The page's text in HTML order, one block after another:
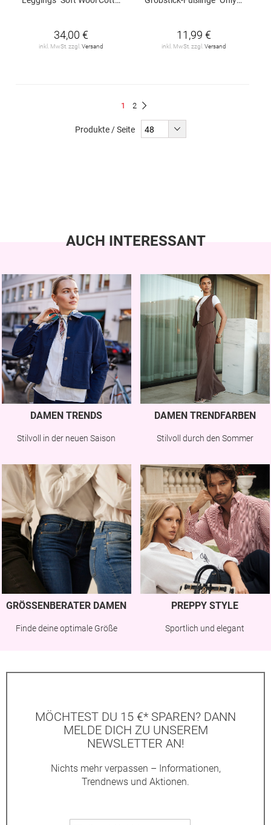
34,00 €
inkl. MwSt. zzgl. Versand
11,99 €
inkl. MwSt. zzgl. Versand
Du
gerade
1 Seite
2
Produkte / Seite
AUCH INTERESSANT
DAMEN TRENDS
Stilvoll in der neuen Saison
DAMEN TRENDFARBEN
Stilvoll durch den Sommer
GRÖSSENBERATER DAMEN
Finde deine optimale Größe
PREPPY STYLE
Sportlich und elegant
MÖCHTEST DU 15 €* SPAREN? DANN
MELDE DICH ZU UNSEREM
NEWSLETTER AN!
Nichts mehr verpassen – Informationen,
Trendnews und Aktionen.